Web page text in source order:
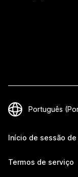
Início de sessão
Termos de serviço